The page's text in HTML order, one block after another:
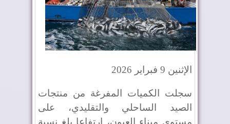
الإثنين 9 فبراير 2026
سجلت الكميات المفرغة من منتجات
الصيد الساحلي والتقليدي، على
مستوى ميناء العيون، ارتفاعا بلغ نسبة